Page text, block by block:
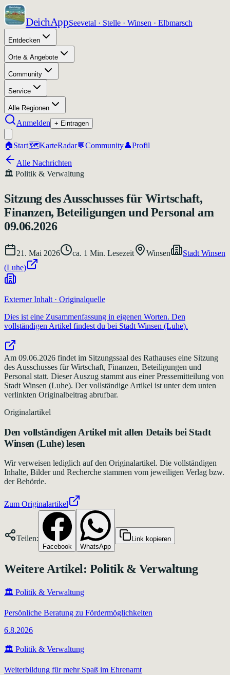
DeichAppSeevetal · Stelle · Winsen · Elbmarsch
Entdecken
Orte & Angebote
Community
Service
Alle Regionen
Anmelden + Eintragen
🏠Start🗺️KarteRadar💬Community👤Profil
Alle Nachrichten
🏛️ Politik & Verwaltung
Sitzung des Ausschusses für Wirtschaft,
Finanzen, Beteiligungen und Personal am
09.06.2026
21. Mai 2026 ca. 1 Min. Lesezeit Winsen
Stadt Winsen
(Luhe)
Externer Inhalt · Originalquelle
Dies ist eine Zusammenfassung in eigenen Worten. Den
vollständigen Artikel findest du bei Stadt Winsen (Luhe).
Am 09.06.2026 findet im Sitzungssaal des Rathauses eine Sitzung
des Ausschusses für Wirtschaft, Finanzen, Beteiligungen und
Personal statt. Dieser Auszug stammt aus einer Pressemitteilung von
Stadt Winsen (Luhe). Der vollständige Artikel ist unter dem unten
verlinkten Originalbeitrag abrufbar.
Originalartikel
Den vollständigen Artikel mit allen Details bei Stadt
Winsen (Luhe)lesen
Wir verweisen lediglich auf den Originalartikel. Die vollständigen
Inhalte, Bilder und Recherche stammen vom jeweiligen Verlag bzw.
der Behörde.
Zum Originalartikel
Teilen:
Facebook WhatsApp
Link kopieren
Weitere Artikel: Politik & Verwaltung
🏛️ Politik & Verwaltung
Persönliche Beratung zu Fördermöglichkeiten
6.8.2026
🏛️ Politik & Verwaltung
Weiterbildung für mehr Spaß im Ehrenamt